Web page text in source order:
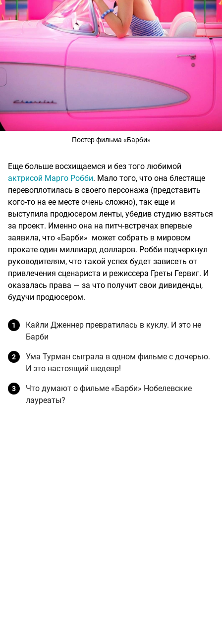
Постер фильма «Барби»
Еще больше восхищаемся и без того любимой
актрисой Марго Робби. Мало того, что она блестяще
перевоплотилась в своего персонажа (представить
кого-то на ее месте очень сложно), так еще и
выступила продюсером ленты, убедив студию взяться
за проект. Именно она на питч-встречах впервые
заявила, что «Барби» может собрать в мировом
прокате один миллиард долларов. Робби подчеркнул
руководителям, что такой успех будет зависеть от
привлечения сценариста и режиссера Греты Гервиг. И
оказалась права — за что получит свои дивиденды,
будучи продюсером.
Кайли Дженнер превратилась в куклу. И это не
Барби
Ума Турман сыграла в одном фильме с дочерью.
И это настоящий шедевр!
Что думают о фильме «Барби» Нобелевские
лауреаты?